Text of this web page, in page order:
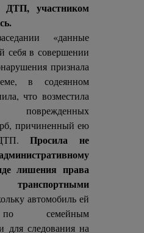
ДТП, участником
«данные
себя в совершении
признала
в содеянном
что возместила
поврежденных
причиненный ею
ДТП.Просила не
лишения права
автомобиль ей
семейным
для следования на